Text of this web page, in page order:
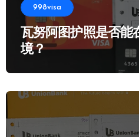
998visa
瓦努阿图护照是否能
境？